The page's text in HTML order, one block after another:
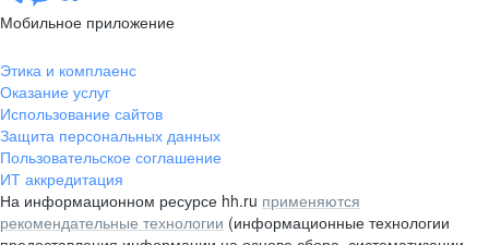
10 этаж, помещение 45-1
pr@rabota.by
Алматы
пр. Абая, д. 151, БЦ Алатау,
12 этаж, офис 1209
+7 727 232-13-13
pr@headhunter.com.kz
Мобильное приложение
Этика и комплаенс
Оказание услуг
Использование сайтов
Защита персональных данных
Пользовательское соглашение
ИТ аккредитация
На информационном ресурсе hh.ru применяются
рекомендательные технологии (информационные технологии